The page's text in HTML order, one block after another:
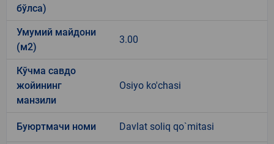
бўлса)
Умумий майдони
(м2)
3.00
Кўчма савдо
жойининг
манзили
Osiyo ko'chasi
Буюртмачи номи Davlat soliq qo`mitasi